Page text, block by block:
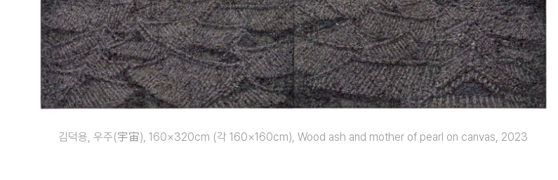
김덕용, 우주(宇宙), 160×320cm (각 160×160cm), Wood ash and mother of pearl on canvas, 2023